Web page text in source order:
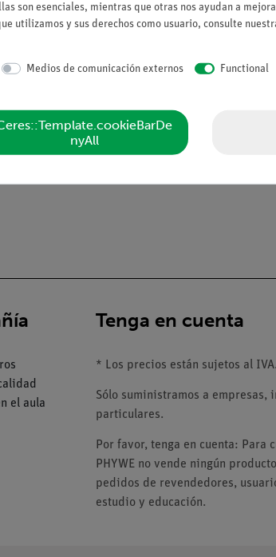
el aula
Tenga en cuenta
* Los precios están sujetos al IVA.
Sólo suministramos a empresas,
particulares.
Por favor, tenga en cuenta: Para
PHYWE no vende ningún
pedidos de revendedores,
estudio y educación.
son esenciales, mientras que otras nos ayudan a
utilizamos y sus derechos como usuario, consulte
Medios de comunicación externos Functional
nyAll